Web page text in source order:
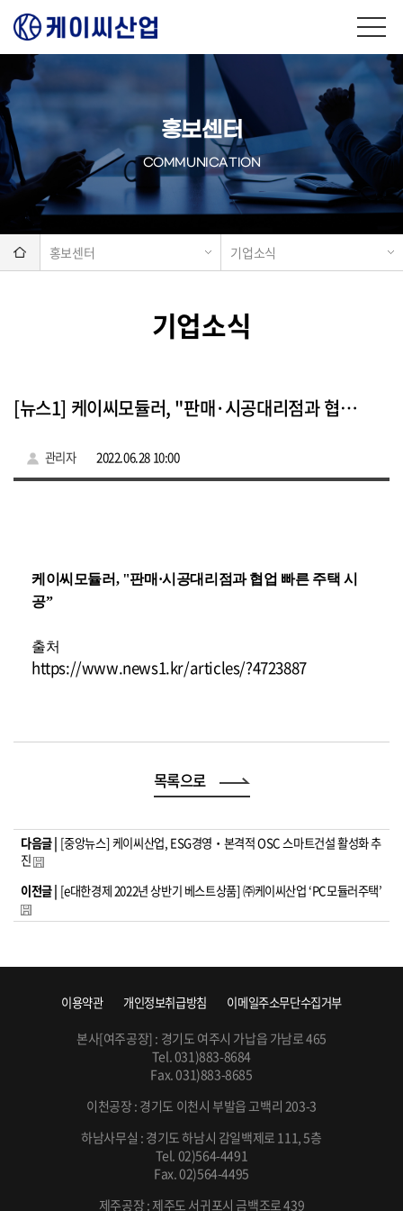
홍보센터
COMMUNICATION
홍보센터 기업소식
기업소식
[뉴스1] 케이씨모듈러, "판매·시공대리점과 협업 빠른 주택 시공”
관리자 2022.06.28 10:00
케이씨모듈러, "판매·시공대리점과 협업 빠른 주택 시
공”
출처
https://www.news1.kr/articles/?4723887
목록으로
다음글 | [중앙뉴스] 케이씨산업, ESG경영‧본격적 OSC 스마트건설 활성화 추
진
이전글 | [e대한경제 2022년 상반기 베스트상품] ㈜케이씨산업 ‘PC모듈러주택’
이용약관 개인정보취급방침 이메일주소무단수집거부
본사[여주공장] : 경기도 여주시 가납읍 가남로 465
Tel. 031)883-8684
Fax. 031)883-8685
이천공장 : 경기도 이천시 부발읍 고백리 203-3
하남사무실 : 경기도 하남시 감일백제로 111, 5층
Tel. 02)564-4491
Fax. 02)564-4495
제주공장 : 제주도 서귀포시 금백조로 439